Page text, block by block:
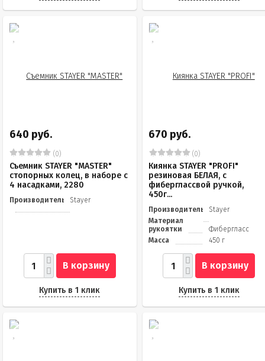
640 руб.
(0)
Съемник STAYER "MASTER"
стопорных колец, в наборе с
4 насадками, 2280
Производитель Stayer
В корзину
Купить в 1 клик
670 руб.
(0)
Киянка STAYER "PROFI"
резиновая БЕЛАЯ, с
фиберглассвой ручкой,
450г...
Производитель
Stayer
Материал
рукоятки
Фибергласс
Масса
450 г
В корзину
Купить в 1 клик